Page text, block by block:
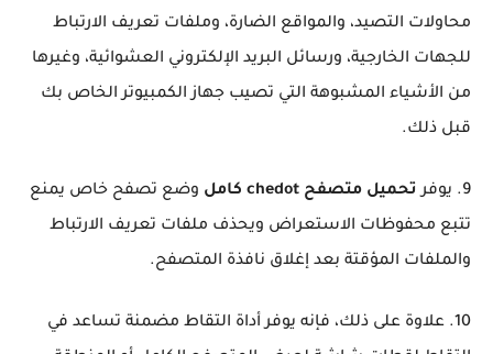
محاولات التصيد، والمواقع الضارة، وملفات تعريف الارتباط
للجهات الخارجية، ورسائل البريد الإلكتروني العشوائية، وغيرها
من الأشياء المشبوهة التي تصيب جهاز الكمبيوتر الخاص بك
قبل ذلك.
9. يوفر تحميل متصفح chedot كامل
وضع تصفح خاص يمنع
تتبع محفوظات الاستعراض ويحذف ملفات تعريف الارتباط
والملفات المؤقتة بعد إغلاق نافذة المتصفح.
10. علاوة على ذلك، فإنه يوفر أداة التقاط مضمنة تساعد في